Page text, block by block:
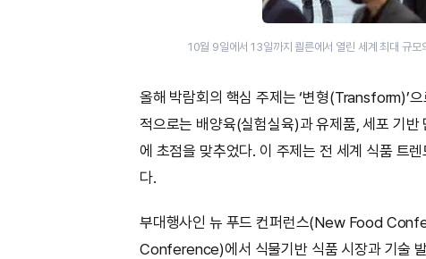
10월 9일에서 13일까지 쾰른에서 열린 세계 최대 규
올해 박람회의 핵심 주제는 ‘변형(Transform)’
적으로는 배양육(실험실육)과 유제품, 세포 기
에 초점을 맞추었다. 이 주제는 전 세계 식품 트
다.
부대행사인 뉴 푸드 컨퍼런스(New Food
Conference)에서 식물기반 식품 시장과 기술